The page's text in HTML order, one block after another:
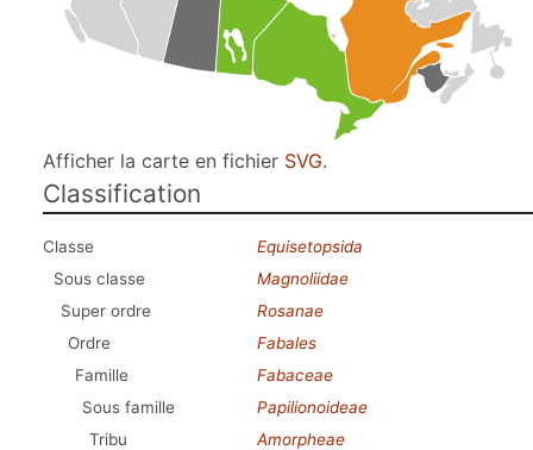
Afficher la carte en fichier SVG.
Classification
Classe
Equisetopsida
Sous classe
Magnoliidae
Super ordre
Rosanae
Ordre
Fabales
Famille
Fabaceae
Sous famille
Papilionoideae
Tribu
Amorpheae